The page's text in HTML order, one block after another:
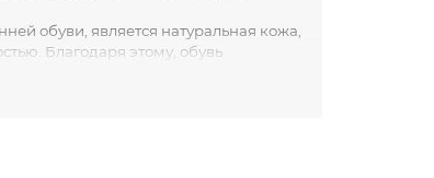
обуви, является натуральная кожа,
Благодаря этому, обувь
в холодную погоду.